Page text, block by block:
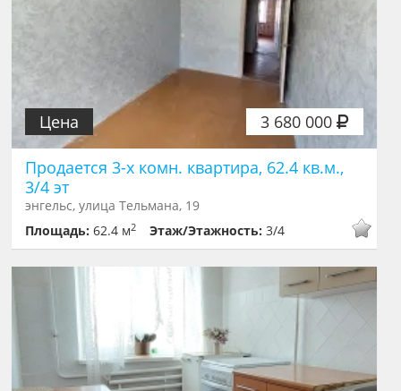
3 680 000
Цена
Продается 3-х комн. квартира, 62.4 кв.м.,
3/4 эт
энгельс, улица Тельмана, 19
Площадь:62.4 м2 Этаж/Этажность:3/4